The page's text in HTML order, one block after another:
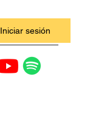
Iniciar sesión